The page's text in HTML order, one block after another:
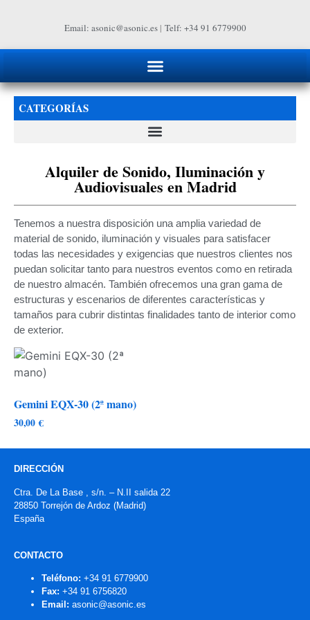
Email: asonic@asonic.es| Telf: +34 91 6779900
CATEGORÍAS
Alquiler de Sonido, Iluminación y
Audiovisuales en Madrid
Tenemos a nuestra disposición una amplia variedad de
material de sonido, iluminación y visuales para satisfacer
todas las necesidades y exigencias que nuestros clientes nos
puedan solicitar tanto para nuestros eventos como en retirada
de nuestro almacén. También ofrecemos una gran gama de
estructuras y escenarios de diferentes características y
tamaños para cubrir distintas finalidades tanto de interior como
de exterior.
Gemini EQX-30 (2ª mano)
30,00€
DIRECCIÓN
Ctra. De La Base , s/n. – N.II salida 22
28850 Torrejón de Ardoz (Madrid)
España
CONTACTO
Teléfono: +34 91 6779900
Fax: +34 91 6756820
Email: asonic@asonic.es